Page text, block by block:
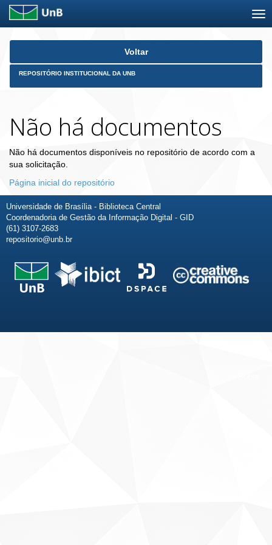
Skip
Voltar
REPOSITÓRIO INSTITUCIONAL DA UNB
Não há documentos
Não há documentos disponíveis no repositório de acordo com a
sua solicitação.
Página inicial do repositório
Universidade de Brasília - Biblioteca Central
Coordenadoria de Gestão da Informação Digital - GID
(61) 3107-2683
repositorio@unb.br